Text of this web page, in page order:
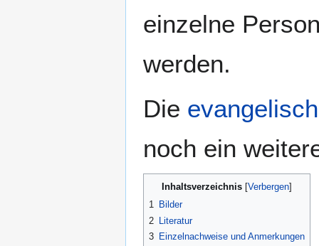
einzelne
werden.
Die
noch ein
Inhaltsverzeichnis
1 Bilder
2 Literatur
3 Einzelnachweise und Anmerkungen